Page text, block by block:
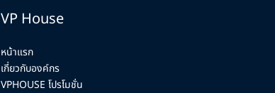
VP House
หน้าแรก
เกี่ยวกับองค์กร
VPHOUSE โปรโมชั่น